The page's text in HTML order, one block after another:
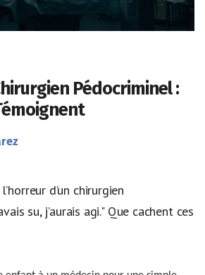
Pédocriminel :
d’un chirurgien
su, j’aurais agi." Que cachent ces